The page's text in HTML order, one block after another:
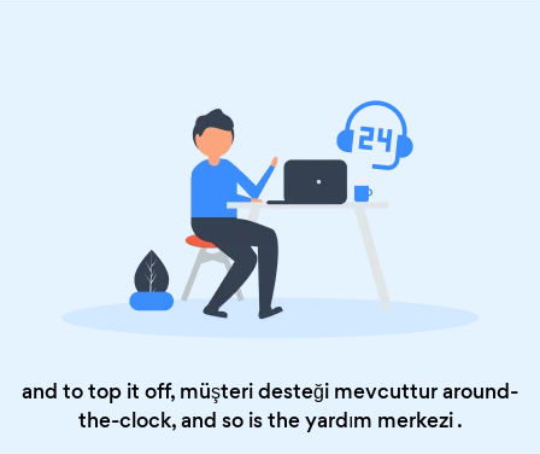
and to top it off, müşteri desteği mevcuttur around-
the-clock, and so is theyardım merkezi.